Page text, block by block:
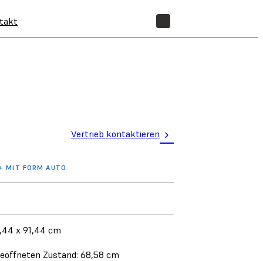
Vertrieb kontaktieren
MIT FORM AUTO
x 91,44 cm
Zustand: 68,58 cm